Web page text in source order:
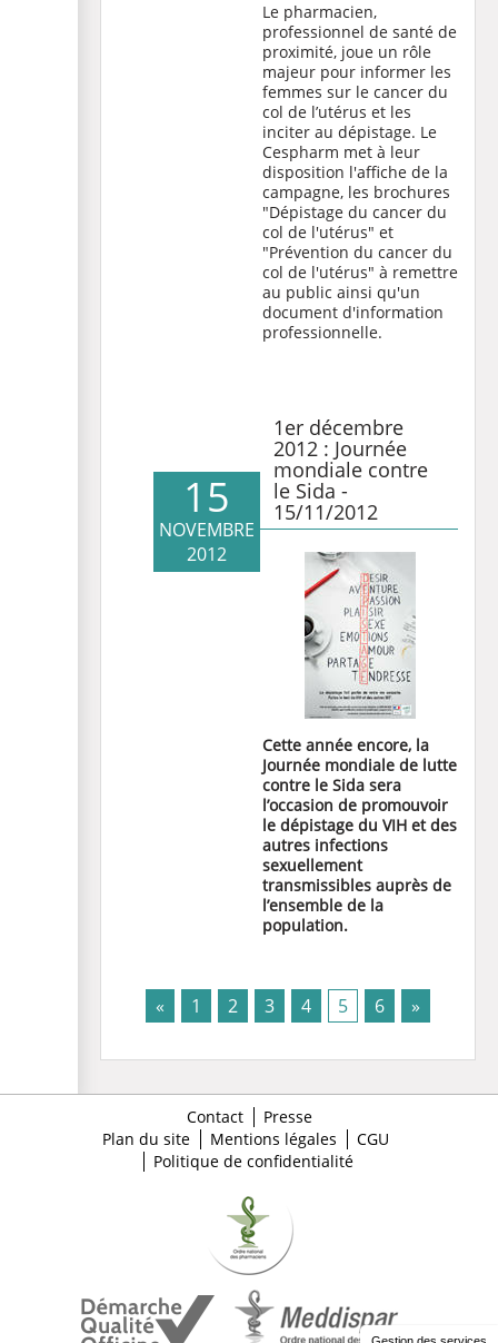
Le pharmacien,
professionnel de santé de
proximité, joue un rôle
majeur pour informer les
femmes sur le cancer du
col de l’utérus et les
inciter au dépistage. Le
Cespharm met à leur
disposition l'affiche de la
campagne, les brochures
"Dépistage du cancer du
col de l'utérus" et
"Prévention du cancer du
col de l'utérus" à remettre
au public ainsi qu'un
document d'information
professionnelle.
1er décembre
2012 : Journée
mondiale contre
le Sida -
15/11/2012
15
NOVEMBRE
2012
Cette année encore, la
Journée mondiale de lutte
contre le Sida sera
l’occasion de promouvoir
le dépistage du VIH et des
autres infections
sexuellement
transmissibles auprès de
l’ensemble de la
population.
« 1 2 3 4 5(current)
6 »
Contact
Presse
Plan du site
Mentions légales
CGU
Politique de confidentialité